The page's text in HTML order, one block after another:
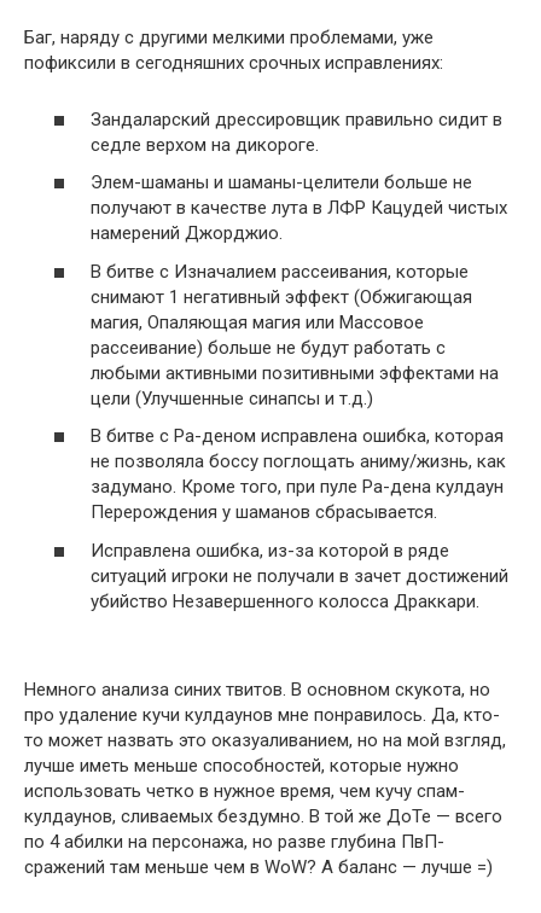
Баг, наряду с другими мелкими проблемами, уже
пофиксили в сегодняшних срочных исправлениях:
Зандаларский дрессировщик правильно сидит в
седле верхом на дикороге.
Элем-шаманы и шаманы-целители больше не
получают в качестве лута в ЛФР Кацудей чистых
намерений Джорджио.
В битве с Изначалием рассеивания, которые
снимают 1 негативный эффект (Обжигающая
магия, Опаляющая магия или Массовое
рассеивание) больше не будут работать с
любыми активными позитивными эффектами на
цели (Улучшенные синапсы и т.д.)
В битве с Ра-деном исправлена ошибка, которая
не позволяла боссу поглощать аниму/жизнь, как
задумано. Кроме того, при пуле Ра-дена кулдаун
Перерождения у шаманов сбрасывается.
Исправлена ошибка, из-за которой в ряде
ситуаций игроки не получали в зачет достижений
убийство Незавершенного колосса Драккари.
Немного анализа синих твитов. В основном скукота, но
про удаление кучи кулдаунов мне понравилось. Да, кто-
то может назвать это оказуаливанием, но на мой взгляд,
лучше иметь меньше способностей, которые нужно
использовать четко в нужное время, чем кучу спам-
кулдаунов, сливаемых бездумно. В той же ДоТе — всего
по 4 абилки на персонажа, но разве глубина ПвП-
сражений там меньше чем в WoW? А баланс — лучше =)